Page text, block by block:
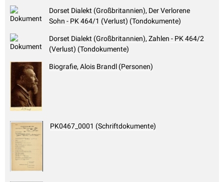
Dorset Dialekt (Großbritannien), Der Verlorene
Sohn - PK 464/1 (Verlust) (Tondokumente)
Dorset Dialekt (Großbritannien), Zahlen - PK 464/2
(Verlust) (Tondokumente)
Biografie, Alois Brandl (Personen)
PK0467_0001 (Schriftdokumente)